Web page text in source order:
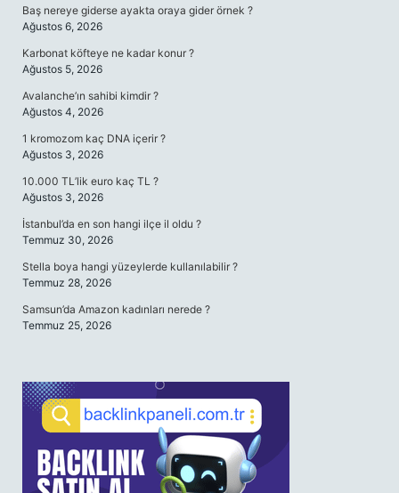
Baş nereye giderse ayakta oraya gider örnek ?
Ağustos 6, 2026
Karbonat köfteye ne kadar konur ?
Ağustos 5, 2026
Avalanche’ın sahibi kimdir ?
Ağustos 4, 2026
1 kromozom kaç DNA içerir ?
Ağustos 3, 2026
10.000 TL’lik euro kaç TL ?
Ağustos 3, 2026
İstanbul’da en son hangi ilçe il oldu ?
Temmuz 30, 2026
Stella boya hangi yüzeylerde kullanılabilir ?
Temmuz 28, 2026
Samsun’da Amazon kadınları nerede ?
Temmuz 25, 2026